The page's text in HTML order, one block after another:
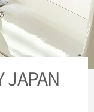
JAPAN